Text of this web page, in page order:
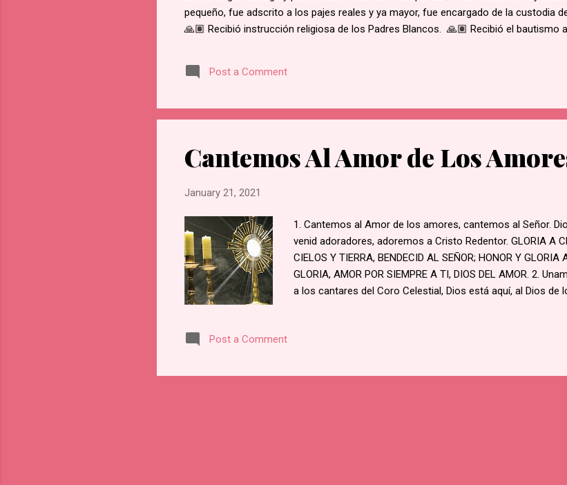
pequeño, fue adscrito a los pajes reales y ya mayor, fue encargado de la custodia
🙏🏽 Recibió instrucción religiosa de los Padres Blancos. 🙏🏽 Recibió el bautismo
retractarse de su fe, rehusó. Junto con otros mártires se le condujo en una marcha
Namugongo, a unos 60 kms de su hogar. 🙏🏽 Según la costumbre, se ejecutaba a
en Lubawo, fue alanceado y decapitado y sus restos dejados al borde del camino....
Post a Comment
Cantemos Al Amor de Los
January 21, 2021
1. Cantemos al Amor de los amores, cantemos al Señor.
venid adoradores, adoremos a Cristo Redentor. GLORIA A
CIELOS Y TIERRA, BENDECID AL SEÑOR; HONOR Y GLORIA
GLORIA, AMOR POR SIEMPRE A TI, DIOS DEL AMOR. 2.
a los cantares del Coro Celestial, Dios está aquí, al Dios de
justo y pecador. 4. Oh gran prodigio del amor divino, milagro
potente, Rey de las victorias! ¡A ti loor sin fin! ¡Canten tu
Post a Comment